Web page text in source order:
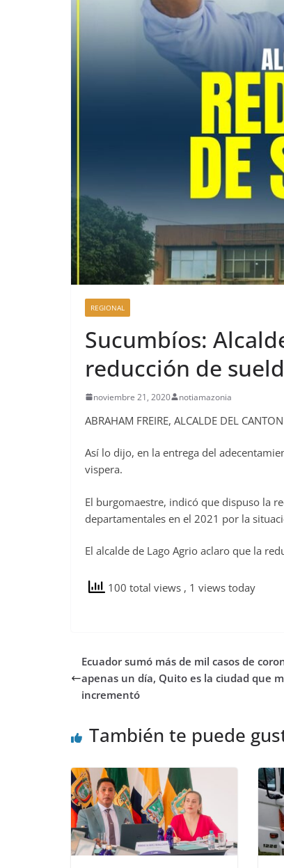
REGIONAL
Sucumbíos:
reducción de
noviembre 21, 2020 notiamazonia
ABRAHAM FREIRE, ALCALDE DEL
Así lo dijo, en la entrega del
vispera.
El burgomaestre, indicó que dispuso la
departamentales en el 2021 por la
El alcalde de Lago Agrio aclaro que la
100 total views , 1 views today
Ecuador sumó más de mil casos de
apenas un día, Quito es la ciudad que
incrementó
También te puede